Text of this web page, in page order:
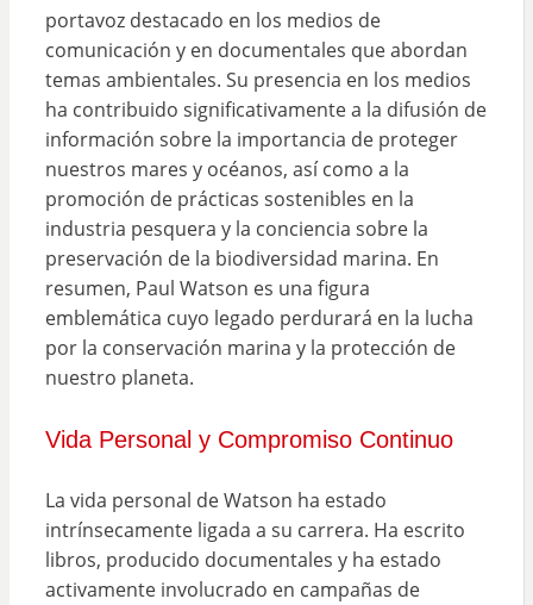
portavoz destacado en los medios de
comunicación y en documentales que abordan
temas ambientales. Su presencia en los medios
ha contribuido significativamente a la difusión de
información sobre la importancia de proteger
nuestros mares y océanos, así como a la
promoción de prácticas sostenibles en la
industria pesquera y la conciencia sobre la
preservación de la biodiversidad marina. En
resumen, Paul Watson es una figura
emblemática cuyo legado perdurará en la lucha
por la conservación marina y la protección de
nuestro planeta.
Vida Personal y Compromiso Continuo
La vida personal de Watson ha estado
intrínsecamente ligada a su carrera. Ha escrito
libros, producido documentales y ha estado
activamente involucrado en campañas de